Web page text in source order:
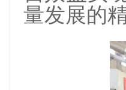
量发展的